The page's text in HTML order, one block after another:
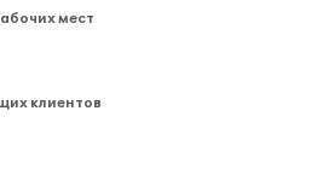
мест
клиентов